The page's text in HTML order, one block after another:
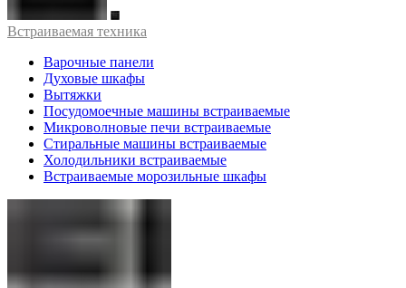
Встраиваемая техника
Варочные панели
Духовые шкафы
Вытяжки
Посудомоечные машины встраиваемые
Микроволновые печи встраиваемые
Стиральные машины встраиваемые
Холодильники встраиваемые
Встраиваемые морозильные шкафы